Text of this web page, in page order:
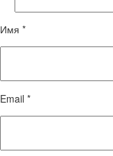
Имя *
Email *